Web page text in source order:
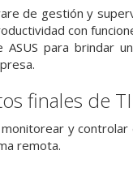
de gestión y
con
para brindar
finales de TI
y
remota.